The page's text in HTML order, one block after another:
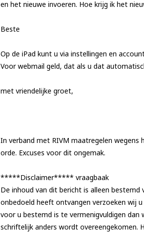
en het nieuwe invoeren. Hoe krijg ik het
Beste
Op de iPad kunt u via instellingen en
Voor webmail geld, dat als u dat
met vriendelijke groet,
In verband met RIVM maatregelen
orde. Excuses voor dit ongemak.
*****Disclaimer***** vraagbaak
De inhoud van dit bericht is alleen
onbedoeld heeft ontvangen verzoeken wij
voor u bestemd is te vermenigvuldigen dan
schriftelijk anders wordt overeengekomen.